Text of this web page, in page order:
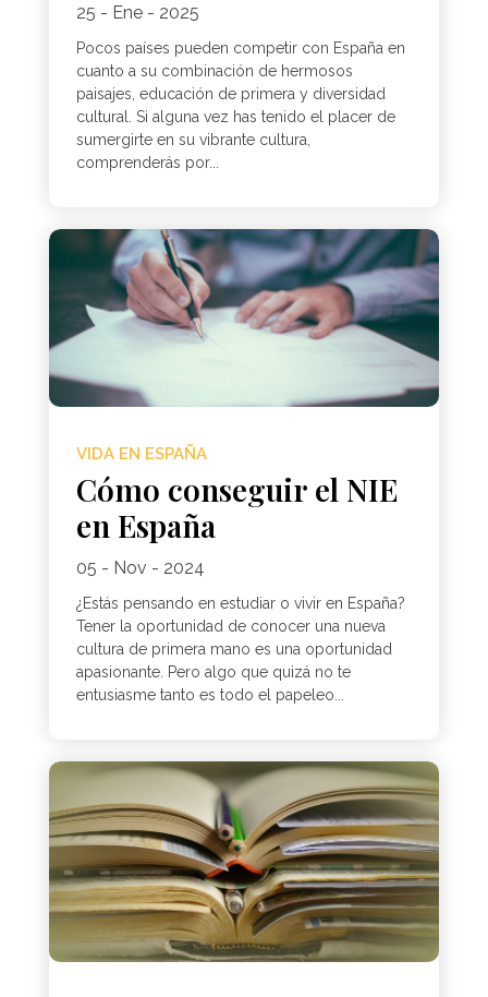
25 - Ene - 2025
Pocos países pueden competir con España en
cuanto a su combinación de hermosos
paisajes, educación de primera y diversidad
cultural. Si alguna vez has tenido el placer de
sumergirte en su vibrante cultura,
comprenderás por...
VIDA EN ESPAÑA
Cómo conseguir el NIE
en España
05 - Nov - 2024
¿Estás pensando en estudiar o vivir en España?
Tener la oportunidad de conocer una nueva
cultura de primera mano es una oportunidad
apasionante. Pero algo que quizá no te
entusiasme tanto es todo el papeleo...